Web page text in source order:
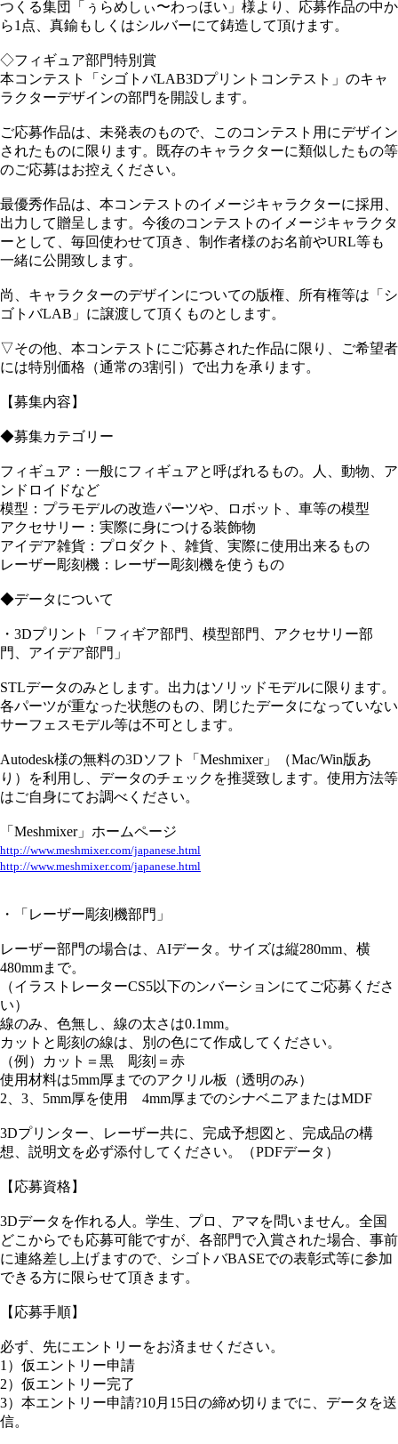
つくる集団「ぅらめしぃ〜わっほい」様より、応募作品の中か
ら1点、真鍮もしくはシルバーにて鋳造して頂けます。
◇フィギュア部門特別賞
本コンテスト「シゴトバLAB3Dプリントコンテスト」のキャ
ラクターデザインの部門を開設します。
ご応募作品は、未発表のもので、このコンテスト用にデザイン
されたものに限ります。既存のキャラクターに類似したもの等
のご応募はお控えください。
最優秀作品は、本コンテストのイメージキャラクターに採用、
出力して贈呈します。今後のコンテストのイメージキャラクタ
ーとして、毎回使わせて頂き、制作者様のお名前やURL等も
一緒に公開致します。
尚、キャラクターのデザインについての版権、所有権等は「シ
ゴトバLAB」に譲渡して頂くものとします。
▽その他、本コンテストにご応募された作品に限り、ご希望者
には特別価格（通常の3割引）で出力を承ります。
【募集内容】
◆募集カテゴリー
フィギュア：一般にフィギュアと呼ばれるもの。人、動物、ア
ンドロイドなど
模型：プラモデルの改造パーツや、ロボット、車等の模型
アクセサリー：実際に身につける装飾物
アイデア雑貨：プロダクト、雑貨、実際に使用出来るもの
レーザー彫刻機：レーザー彫刻機を使うもの
◆データについて
・3Dプリント「フィギア部門、模型部門、アクセサリー部
門、アイデア部門」
STLデータのみとします。出力はソリッドモデルに限ります。
各パーツが重なった状態のもの、閉じたデータになっていない
サーフェスモデル等は不可とします。
Autodesk様の無料の3Dソフト「Meshmixer」（Mac/Win版あ
り）を利用し、データのチェックを推奨致します。使用方法等
はご自身にてお調べください。
「Meshmixer」ホームページ
http://www.meshmixer.com/japanese.html
http://www.meshmixer.com/japanese.html
・「レーザー彫刻機部門」
レーザー部門の場合は、AIデータ。サイズは縦280mm、横
480mmまで。
（イラストレーターCS5以下のンバーションにてご応募くださ
い）
線のみ、色無し、線の太さは0.1mm。
カットと彫刻の線は、別の色にて作成してください。
（例）カット＝黒 彫刻＝赤
使用材料は5mm厚までのアクリル板（透明のみ）
2、3、5mm厚を使用 4mm厚までのシナベニアまたはMDF
3Dプリンター、レーザー共に、完成予想図と、完成品の構
想、説明文を必ず添付してください。（PDFデータ）
【応募資格】
3Dデータを作れる人。学生、プロ、アマを問いません。全国
どこからでも応募可能ですが、各部門で入賞された場合、事前
に連絡差し上げますので、シゴトバBASEでの表彰式等に参加
できる方に限らせて頂きます。
【応募手順】
必ず、先にエントリーをお済ませください。
1）仮エントリー申請
2）仮エントリー完了
3）本エントリー申請?10月15日の締め切りまでに、データを送
信。